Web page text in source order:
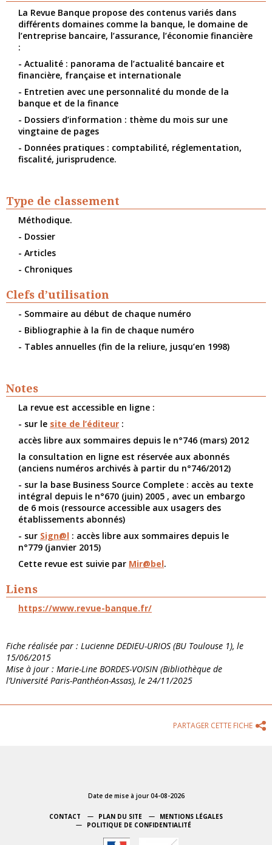
La Revue Banque propose des contenus variés dans
différents domaines comme la banque, le domaine de
l’entreprise bancaire, l’assurance, l’économie financière
:
- Actualité : panorama de l’actualité bancaire et
financière, française et internationale
- Entretien avec une personnalité du monde de la
banque et de la finance
- Dossiers d’information : thème du mois sur une
vingtaine de pages
- Données pratiques : comptabilité, réglementation,
fiscalité, jurisprudence.
Type de classement
Méthodique.
- Dossier
- Articles
- Chroniques
Clefs d’utilisation
- Sommaire au début de chaque numéro
- Bibliographie à la fin de chaque numéro
- Tables annuelles (fin de la reliure, jusqu’en 1998)
Notes
La revue est accessible en ligne :
- sur le site de l’éditeur :
accès libre aux sommaires depuis le n°746 (mars) 2012
la consultation en ligne est réservée aux abonnés
(anciens numéros archivés à partir du n°746/2012)
- sur la base Business Source Complete : accès au texte
intégral depuis le n°670 (juin) 2005 , avec un embargo
de 6 mois (ressource accessible aux usagers des
établissements abonnés)
- sur Sign@l : accès libre aux sommaires depuis le
n°779 (janvier 2015)
Cette revue est suivie par Mir@bel.
Liens
https://www.revue-banque.fr/
Fiche réalisée par : Lucienne DEDIEU-URIOS (BU Toulouse 1), le
15/06/2015
Mise à jour : Marie-Line BORDES-VOISIN (Bibliothèque de
l’Université Paris-Panthéon-Assas), le 24/11/2025
PARTAGER CETTE FICHE
Date de mise à jour 04-08-2026
CONTACT PLAN DU SITE
MENTIONS LÉGALES
POLITIQUE DE CONFIDENTIALITÉ